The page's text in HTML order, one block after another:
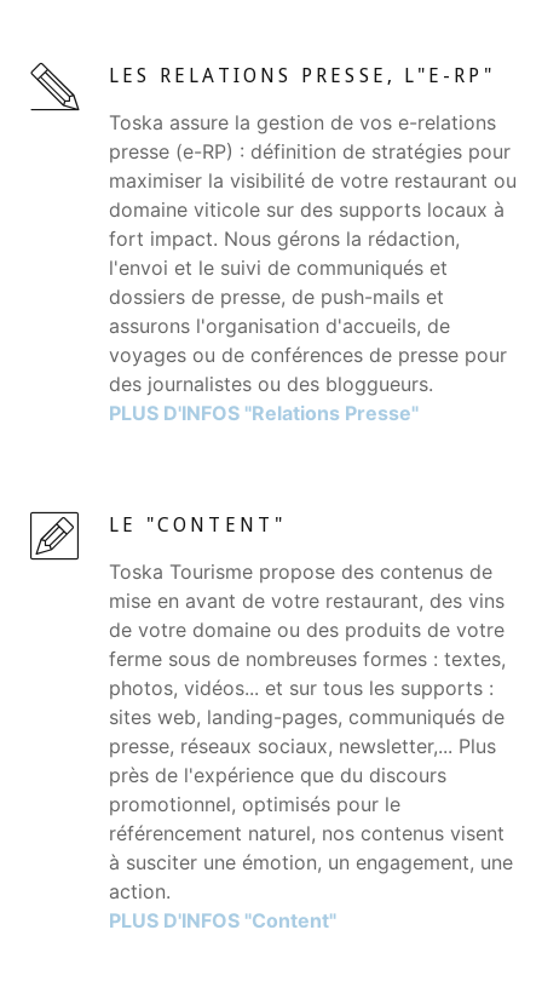
LES RELATIONS PRESSE, L"E-RP"
Toska assure la gestion de vos e-relations
presse (e-RP) : définition de stratégies pour
maximiser la visibilité de votre restaurant ou
domaine viticole sur des supports locaux à
fort impact. Nous gérons la rédaction,
l'envoi et le suivi de communiqués et
dossiers de presse, de push-mails et
assurons l'organisation d'accueils, de
voyages ou de conférences de presse pour
des journalistes ou des bloggueurs.
PLUS D'INFOS "Relations Presse"
LE "CONTENT"
Toska Tourisme propose des contenus de
mise en avant de votre restaurant, des vins
de votre domaine ou des produits de votre
ferme sous de nombreuses formes : textes,
photos, vidéos... et sur tous les supports :
sites web, landing-pages, communiqués de
presse, réseaux sociaux, newsletter,... Plus
près de l'expérience que du discours
promotionnel, optimisés pour le
référencement naturel, nos contenus visent
à susciter une émotion, un engagement, une
action.
PLUS D'INFOS "Content"